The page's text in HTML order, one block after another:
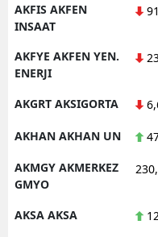
AKFIS AKFEN
INSAAT
AKFYE AKFEN YEN.
ENERJI
AKGRT AKSIGORTA
AKHAN AKHAN UN
AKMGY AKMERKEZ
GMYO
AKSA AKSA